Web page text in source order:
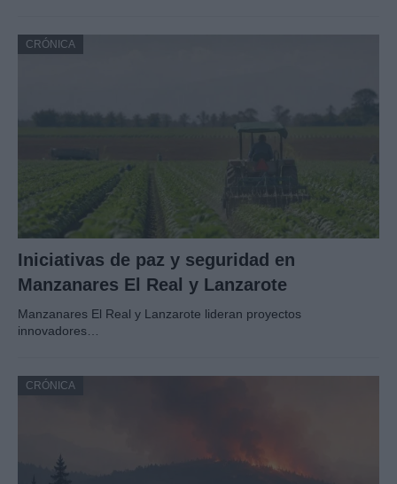
CRÓNICA
Iniciativas de paz y seguridad en
Manzanares El Real y Lanzarote
Manzanares El Real y Lanzarote lideran proyectos
innovadores…
CRÓNICA